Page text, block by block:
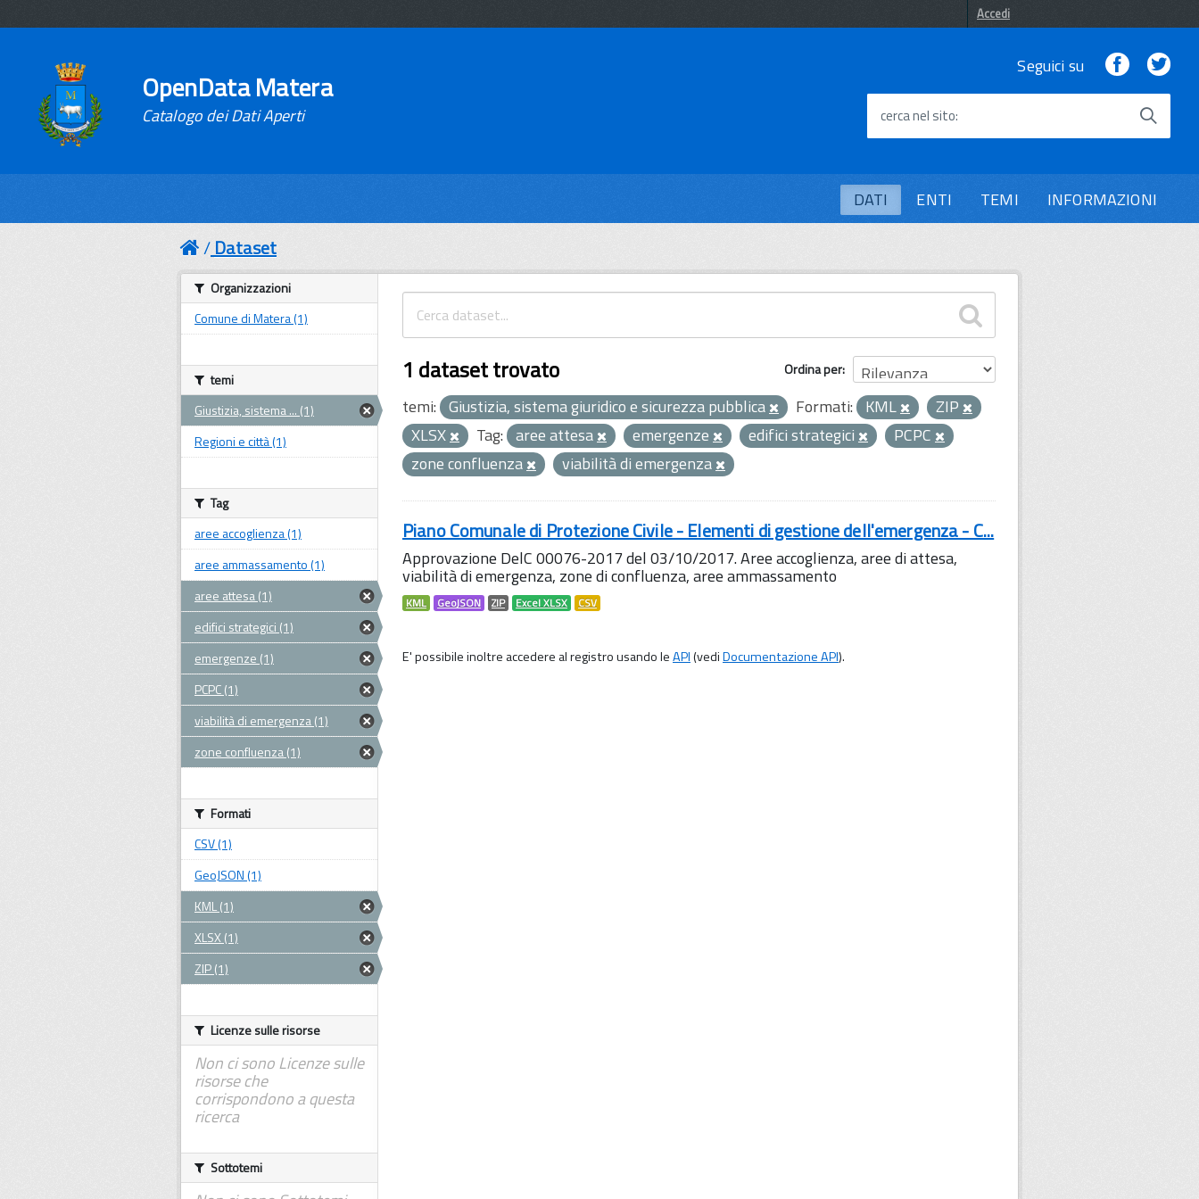
Accedi
OpenData Matera
Catalogo dei Dati Aperti
Seguici su Facebook
cerca nel sito
DATI ENTI TEMI INFORMAZIONI
Dataset
Ordina per
1 dataset trovato
temi: Giustizia, sistema giuridico e sicurezza pubblica Formati: KML
ZIP
XLSX
Tag: aree attesa emergenze edifici strategici
PCPC
zone confluenza
viabilità di emergenza
Piano Comunale di Protezione Civile - Elementi di gestione dell'emergenza - C...
Approvazione DelC 00076-2017 del 03/10/2017. Aree accoglienza, aree di attesa,
viabilità di emergenza, zone di confluenza, aree ammassamento
KML GeoJSON ZIP Excel XLSX CSV
E' possibile inoltre accedere al registro usando leAPI(vediDocumentazione API).
Organizzazioni
Comune di Matera (1)
temi
Giustizia, sistema ... (1)
Regioni e città (1)
Tag
aree accoglienza (1)
aree ammassamento (1)
aree attesa (1)
edifici strategici (1)
emergenze (1)
PCPC (1)
viabilità di emergenza (1)
zone confluenza (1)
Formati
CSV (1)
GeoJSON (1)
KML (1)
XLSX (1)
ZIP (1)
Licenze sulle risorse
Non ci sono Licenze sulle
risorse che
corrispondono a questa
ricerca
Sottotemi